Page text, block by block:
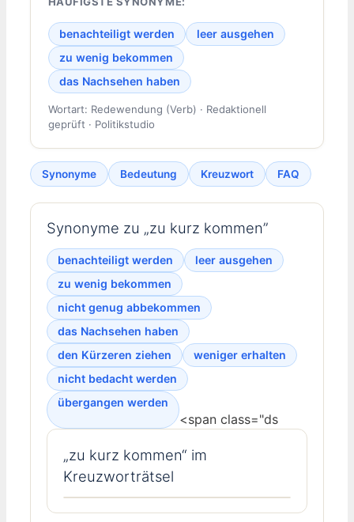
benachteiligt werden
leer ausgehen
zu wenig bekommen
das Nachsehen haben
Wortart: Redewendung (Verb) · Redaktionell
geprüft · Politikstudio
Synonyme Bedeutung Kreuzwort FAQ
Synonyme zu „zu kurz kommen”
benachteiligt werden
leer ausgehen
zu wenig bekommen
nicht genug abbekommen
das Nachsehen haben
den Kürzeren ziehen
weniger erhalten
nicht bedacht werden
übergangen werden
<span class="ds
„zu kurz kommen“ im
Kreuzworträtsel